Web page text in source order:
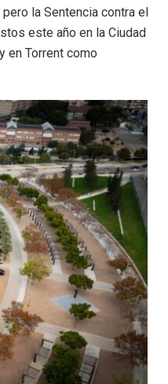
la Sentencia contra el
este año en la Ciudad
en Torrent como